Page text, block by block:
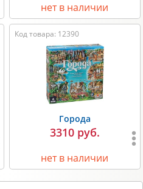
нет в наличии
Код товара: 12390
Города
3310 руб.
нет в наличии